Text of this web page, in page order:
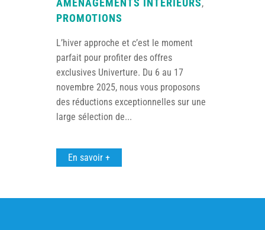
,
PROMOTIONS
L’hiver approche et c’est le moment
parfait pour profiter des offres
exclusives Univerture. Du 6 au 17
novembre 2025, nous vous proposons
des réductions exceptionnelles sur une
large sélection de...
En savoir +